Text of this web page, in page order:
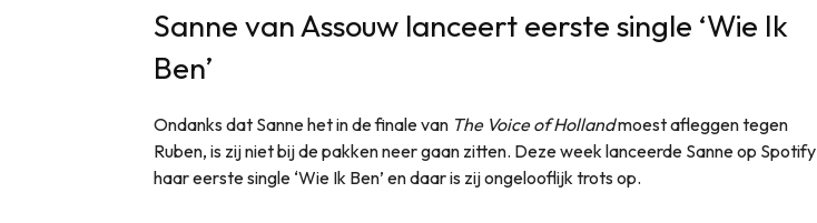
Sanne van Assouw lanceert eerste single ‘Wie Ik
Ben’
Ondanks dat Sanne het in de finale van The Voice of Hollandmoest afleggen tegen
Ruben, is zij niet bij de pakken neer gaan zitten. Deze week lanceerde Sanne op Spotify
haar eerste single ‘Wie Ik Ben’ en daar is zij ongelooflijk trots op.